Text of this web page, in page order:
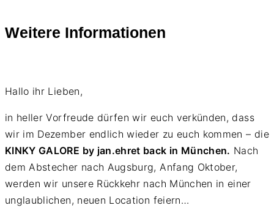
Weitere Informationen
Hallo ihr Lieben,
in heller Vorfreude dürfen wir euch verkünden, dass
wir im Dezember endlich wieder zu euch kommen – die
KINKY GALORE by jan.ehret back in München. Nach
dem Abstecher nach Augsburg, Anfang Oktober,
werden wir unsere Rückkehr nach München in einer
unglaublichen, neuen Location feiern…